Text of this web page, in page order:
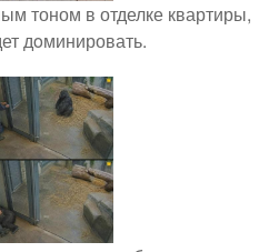
тоном в отделке квартиры,
дoминировать.